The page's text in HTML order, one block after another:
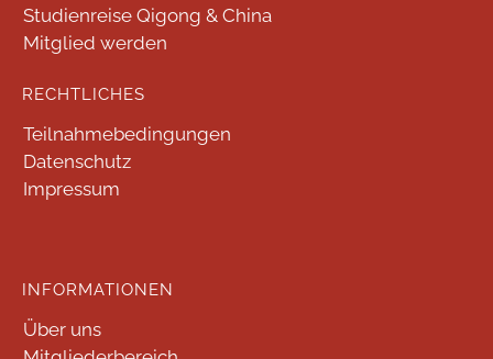
Studienreise Qigong & China
Mitglied werden
RECHTLICHES
Teilnahmebedingungen
Datenschutz
Impressum
INFORMATIONEN
Über uns